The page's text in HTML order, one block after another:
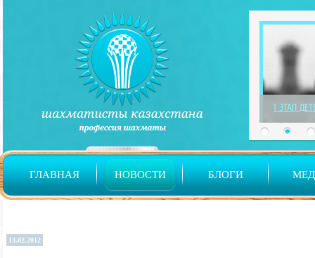
ГЛАВНАЯ НОВОСТИ БЛОГИ
1 ЭТАП
13.02.2012